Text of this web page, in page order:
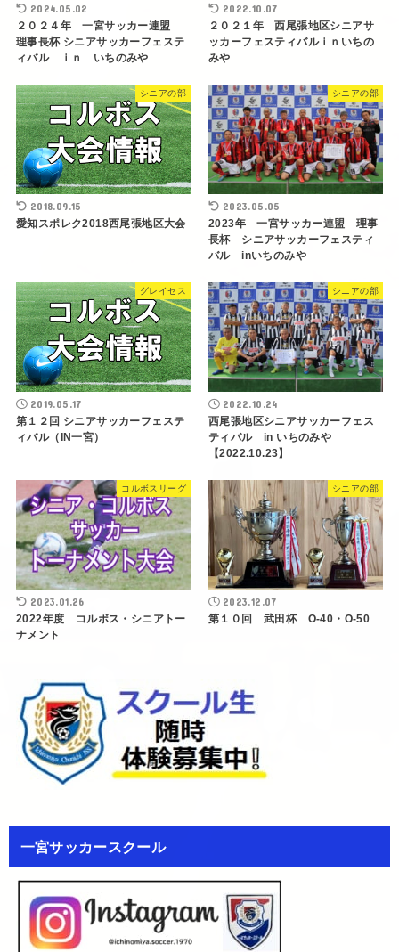
2024.05.02
２０２４年 一宮サッカー連盟
理事長杯 シニアサッカーフェステ
ィバル ｉｎ いちのみや
2022.10.07
２０２１年 西尾張地区シニアサ
ッカーフェスティバルｉｎいちの
みや
シニアの部
2018.09.15
愛知スポレク2018西尾張地区大会
シニアの部
2023.05.05
2023年 一宮サッカー連盟 理事
長杯 シニアサッカーフェスティ
バル inいちのみや
グレイセス
2019.05.17
第１２回 シニアサッカーフェステ
ィバル（IN一宮）
シニアの部
2022.10.24
西尾張地区シニアサッカーフェス
ティバル in いちのみや
【2022.10.23】
コルボスリーグ
2023.01.26
2022年度 コルボス・シニアトー
ナメント
シニアの部
2023.12.07
第１０回 武田杯 O-40・O-50
一宮サッカースクール